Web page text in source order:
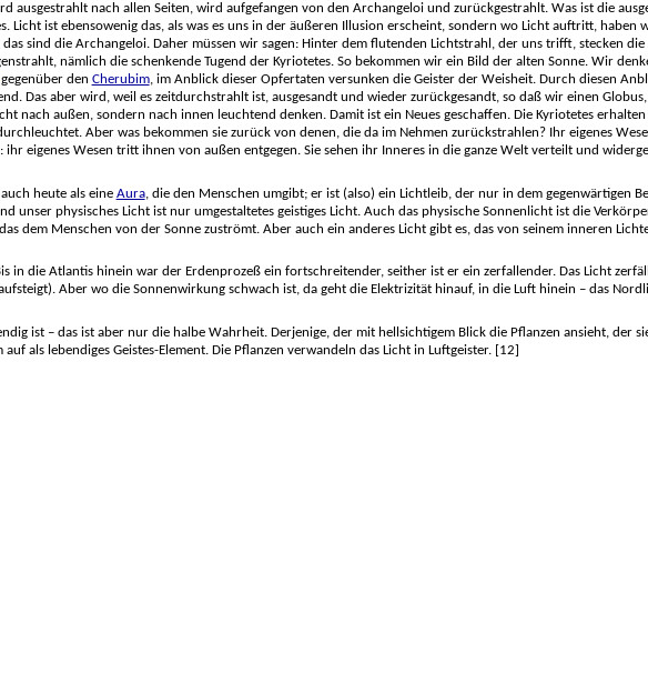
ausgestrahlt nach allen Seiten, wird aufgefangen von den Archangeloi und zurückgestrahlt. Was ist die
Licht ist ebensowenig das, als was es uns in der äußeren Illusion erscheint, sondern wo Licht auftritt, haben
sind die Archangeloi. Daher müssen wir sagen: Hinter dem flutenden Lichtstrahl, der uns trifft, stecken
nämlich die schenkende Tugend der Kyriotetes. So bekommen wir ein Bild der alten Sonne. Wir
den Cherubim, im Anblick dieser Opfertaten versunken die Geister der Weisheit. Durch diesen
Das aber wird, weil es zeitdurchstrahlt ist, ausgesandt und wieder zurückgesandt, so daß wir einen
nach außen, sondern nach innen leuchtend denken. Damit ist ein Neues geschaffen. Die Kyriotetes
Aber was bekommen sie zurück von denen, die da im Nehmen zurückstrahlen? Ihr eigenes
eigenes Wesen tritt ihnen von außen entgegen. Sie sehen ihr Inneres in die ganze Welt verteilt und
heute als eine Aura, die den Menschen umgibt; er ist (also) ein Lichtleib, der nur in dem gegenwärtigen
unser physisches Licht ist nur umgestaltetes geistiges Licht. Auch das physische Sonnenlicht ist die
dem Menschen von der Sonne zuströmt. Aber auch ein anderes Licht gibt es, das von seinem inneren
in die Atlantis hinein war der Erdenprozeß ein fortschreitender, seither ist er ein zerfallender. Das Licht
Aber wo die Sonnenwirkung schwach ist, da geht die Elektrizität hinauf, in die Luft hinein – das
ist – das ist aber nur die halbe Wahrheit. Derjenige, der mit hellsichtigem Blick die Pflanzen ansieht, der
als lebendiges Geistes-Element. Die Pflanzen verwandeln das Licht in Luftgeister. [12]